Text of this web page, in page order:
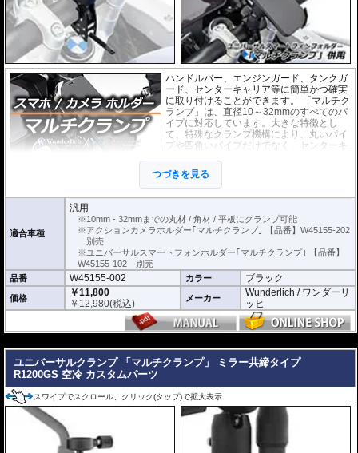
ハンドルバー、エンジンガード、タンクガ
ード、センターキャリア等に簡単かつ確実
に取り付けることができます。 「マルチク
ランプ」は、直径10～32mmのすべてのパ
イプに対応しています。大きな特徴とし
て、特殊なクランプ機構により、丸いパイ
プや四角いパイプだけでなく、センターキ
いることです。
別売のスマートフォンホルダー
ョンカメラホルダーをご利用頂くことで、スマートに搭載が可能になります。
取付、取り外しは付属の専用トグルを使用して行います。 取り付けた後は、
トグルを外せば盗難を防ぐ事ができます。
ブラックアルマイト仕上げ アルミニウム製。
つづきを見る
適合車種
汎用
※10mm - 32mmまでの丸材 / 角材 / 平板にクランプ可能
※アクションカメラホルダー｢マルチクランプ｣ 【品番】W45155-202
別売
※ユニバーサルスマートフォンホルダー｢マルチクランプ｣ 【品番】
W45155-102 別売
品番
W45155-002 カラー ブラック
価格
￥11,800
￥ 12,980(税込) メーカー
Wunderlich / ワンダーリ
ッヒ
ユニバーサルクランプ 「マルチクランプ」 ミラー共締タイプ
R1200GS 空冷 カスタムパーツ
スワイプでスクロール、クリック(タップ)で拡大表示